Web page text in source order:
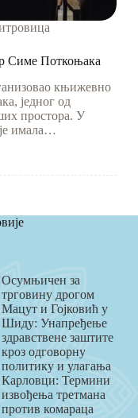
Симе Поткоњака
књижевно
једног од
простора. У
имала…
Осумњичен за
трговину дрогом
Мацут и Гојковић у
Шиду: Унапређење
здравствене заштите
кроз одговорну
политику и улагања
Карловци: Термини
извођења третмана
против комараца